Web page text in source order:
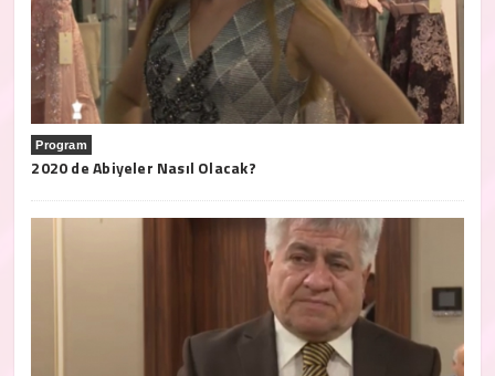
Program
2020 de Abiyeler Nasıl Olacak?